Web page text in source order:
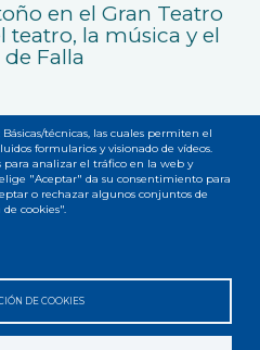
en el Gran Teatro
teatro, la música y el
Falla
Cookies
técnicas, las cuales permiten el
formularios y visionado de vídeos.
para analizar el tráfico en la web y
"Aceptar" da su consentimiento para
o rechazar algunos conjuntos de
cookies".
DE COOKIES